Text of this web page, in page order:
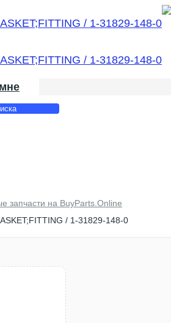
запчасти на BuyParts.Online
/ 1-31829-148-0